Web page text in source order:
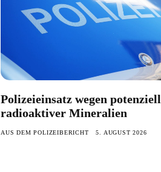
Polizeieinsatz wegen potenziell
radioaktiver Mineralien
AUS DEM POLIZEIBERICHT 5. AUGUST 2026